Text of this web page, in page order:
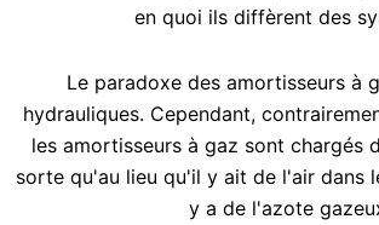
en quoi ils diffèrent des
Le paradoxe des amortisseurs à
hydrauliques. Cependant,
les amortisseurs à gaz sont chargés
sorte qu'au lieu qu'il y ait de l'air dans
y a de l'azote